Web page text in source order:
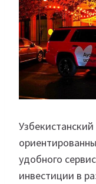
удобного
инвестиции в